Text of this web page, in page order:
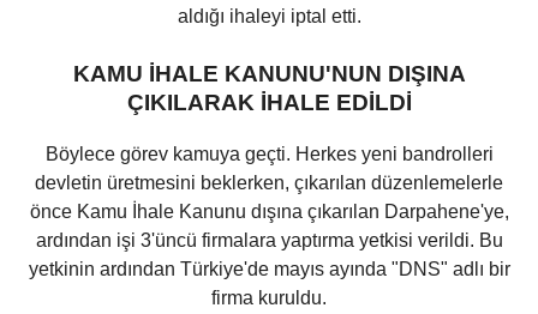
aldığı ihaleyi iptal etti.
KAMU İHALE KANUNU'NUN DIŞINA
ÇIKILARAK İHALE EDİLDİ
Böylece görev kamuya geçti. Herkes yeni bandrolleri
devletin üretmesini beklerken, çıkarılan düzenlemelerle
önce Kamu İhale Kanunu dışına çıkarılan Darpahene'ye,
ardından işi 3'üncü firmalara yaptırma yetkisi verildi. Bu
yetkinin ardından Türkiye'de mayıs ayında "DNS" adlı bir
firma kuruldu.